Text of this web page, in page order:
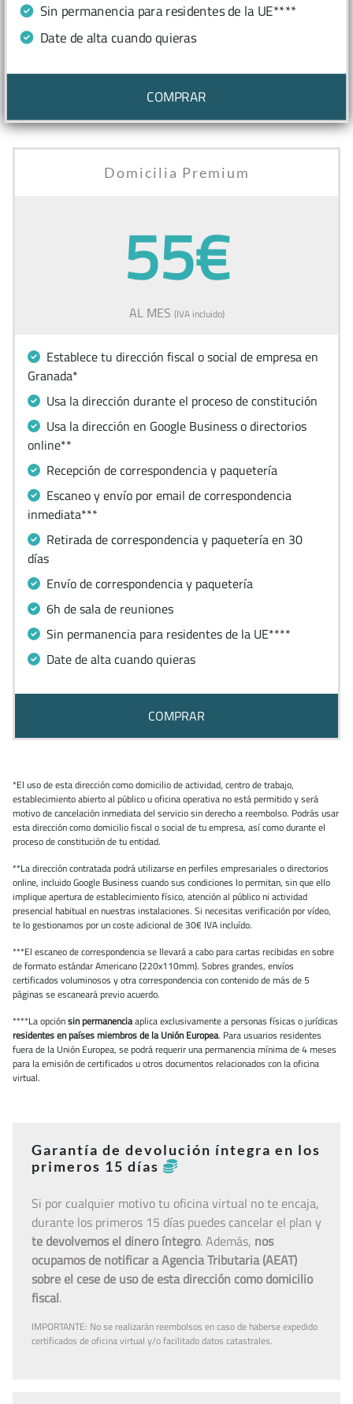
Sin permanencia para residentes de la UE****
Date de alta cuando quieras
COMPRAR
Domicilia Premium
55€
AL MES (IVA incluido)
Establece tu dirección fiscal o social de empresa en
Granada*
Usa la dirección durante el proceso de constitución
Usa la dirección en Google Business o directorios
online**
Recepción de correspondencia y paquetería
Escaneo y envío por email de correspondencia
inmediata***
Retirada de correspondencia y paquetería en 30
días
Envío de correspondencia y paquetería
6h de sala de reuniones
Sin permanencia para residentes de la UE****
Date de alta cuando quieras
COMPRAR
*El uso de esta dirección como domicilio de actividad, centro de trabajo,
establecimiento abierto al público u oficina operativa no está permitido y será
motivo de cancelación inmediata del servicio sin derecho a reembolso. Podrás usar
esta dirección como domicilio fiscal o social de tu empresa, así como durante el
proceso de constitución de tu entidad.
**La dirección contratada podrá utilizarse en perfiles empresariales o directorios
online, incluido Google Business cuando sus condiciones lo permitan, sin que ello
implique apertura de establecimiento físico, atención al público ni actividad
presencial habitual en nuestras instalaciones. Si necesitas verificación por vídeo,
te lo gestionamos por un coste adicional de 30€ IVA incluído.
***El escaneo de correspondencia se llevará a cabo para cartas recibidas en sobre
de formato estándar Americano (220x110mm). Sobres grandes, envíos
certificados voluminosos y otra correspondencia con contenido de más de 5
páginas se escaneará previo acuerdo.
****La opciónsin permanenciaaplica exclusivamente a personas físicas o jurídicas
residentes en países miembros de la Unión Europea. Para usuarios residentes
fuera de la Unión Europea, se podrá requerir una permanencia mínima de 4 meses
para la emisión de certificados u otros documentos relacionados con la oficina
virtual.
Garantía de devolución íntegra en los
primeros 15 días
Si por cualquier motivo tu oficina virtual no te encaja,
durante los primeros 15 días puedes cancelar el plan y
te devolvemos el dinero íntegro. Además, nos
ocupamos de notificar a Agencia Tributaria (AEAT)
sobre el cese de uso de esta dirección como domicilio
fiscal.
IMPORTANTE: No se realizarán reembolsos en caso de haberse expedido
certificados de oficina virtual y/o facilitado datos catastrales.